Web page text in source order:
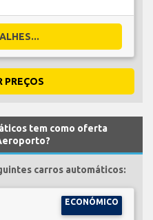
PREÇOS
tem como oferta
carros automáticos:
ECONÓMICO